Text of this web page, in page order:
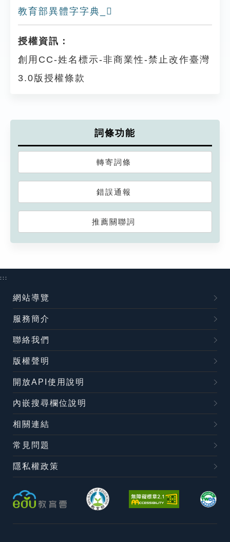
教育部異體字字典_𠧛
授權資訊：
創用CC-姓名標示-非商業性-禁止改作臺灣
3.0版授權條款
詞條功能
轉寄詞條
錯誤通報
推薦關聯詞
:::
網站導覽
服務簡介
聯絡我們
版權聲明
開放API使用說明
內嵌搜尋欄位說明
相關連結
常見問題
隱私權政策